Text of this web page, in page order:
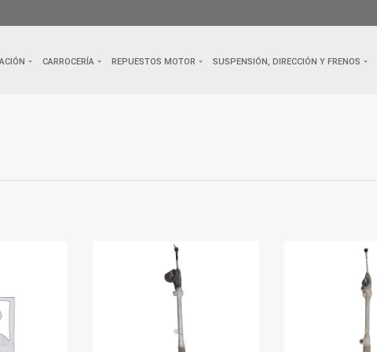
CARROCERÍA REPUESTOS MOTOR SUSPENSIÓN, DIRECCIÓN Y FRENOS